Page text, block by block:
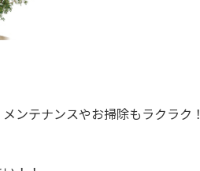
ンテナンスやお掃除もラクラク！